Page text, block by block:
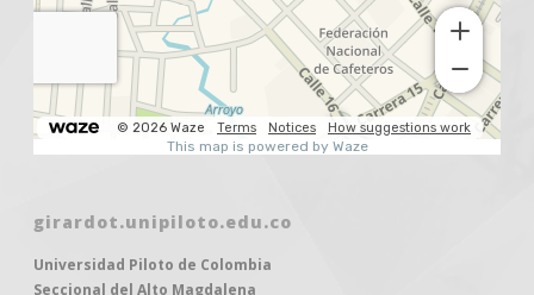
girardot.unipiloto.edu.co
Universidad Piloto de Colombia
Seccional del Alto Magdalena